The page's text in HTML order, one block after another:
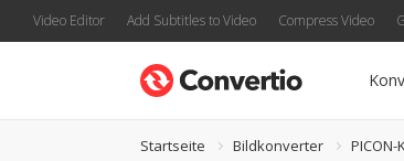
Video Editor Add Subtitles to Video Compress Video
Startseite Bildkonverter